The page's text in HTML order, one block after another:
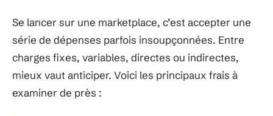
Se lancer sur une marketplace, c’est accepter une
série de dépenses parfois insoupçonnées. Entre
charges fixes, variables, directes ou indirectes,
mieux vaut anticiper. Voici les principaux frais à
examiner de près :